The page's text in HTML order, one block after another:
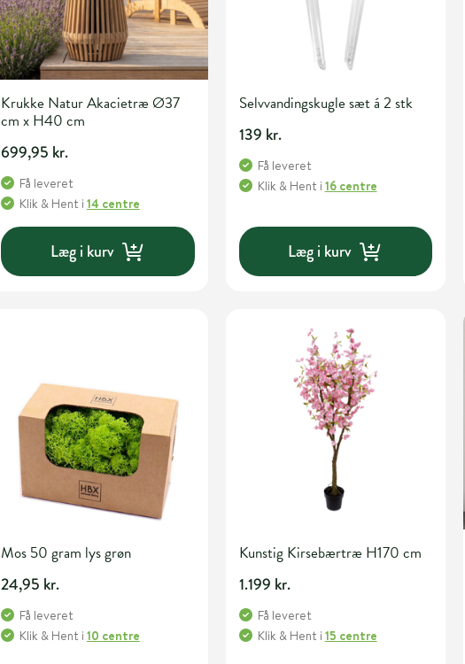
Krukke Natur Akacietræ Ø37
cm x H40 cm
699,95 kr.
Få leveret
Klik & Hent i 14 centre
Læg i kurv
Selvvandingskugle sæt á 2 stk
139 kr.
Få leveret
Klik & Hent i 16 centre
Læg i kurv
Mos 50 gram lys grøn
24,95 kr.
Få leveret
Klik & Hent i 10 centre
Kunstig Kirsebærtræ H170 cm
1.199 kr.
Få leveret
Klik & Hent i 15 centre